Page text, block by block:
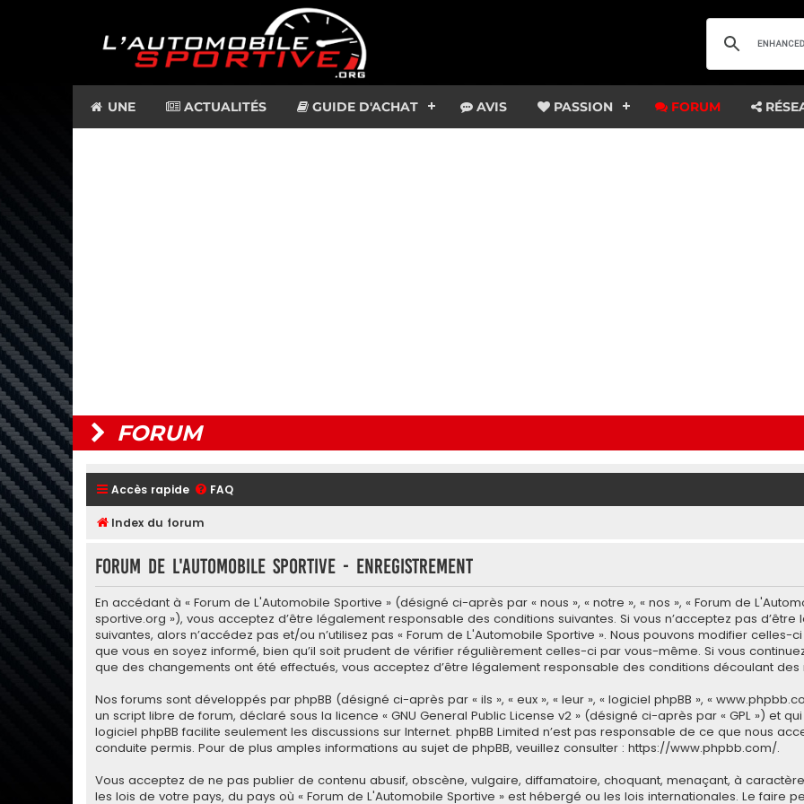
UNE ACTUALITÉS GUIDE D'ACHAT AVIS PASSION FORUM
FORUM
Accès rapide FAQ
Index du forum
Forum de L'Automobile Sportive - Enregistrement
En accédant à « Forum de L'Automobile Sportive » (désigné ci-après par « nous », « notre », « nos », « Forum de
sportive.org »), vous acceptez d’être légalement responsable des conditions suivantes. Si vous n’acceptez pas
suivantes, alors n’accédez pas et/ou n’utilisez pas « Forum de L'Automobile Sportive ». Nous pouvons modifier
que vous en soyez informé, bien qu’il soit prudent de vérifier régulièrement celles-ci par vous-même. Si vous
que des changements ont été effectués, vous acceptez d’être légalement responsable des conditions découlant
Nos forums sont développés par phpBB (désigné ci-après par « ils », « eux », « leur », « logiciel phpBB », «
un script libre de forum, déclaré sous la licence « GNU General Public License v2 » (désigné ci-après par « GPL ») et
logiciel phpBB facilite seulement les discussions sur Internet. phpBB Limited n’est pas responsable de ce que nous
conduite permis. Pour de plus amples informations au sujet de phpBB, veuillez consulter : https://www.phpbb.com/.
Vous acceptez de ne pas publier de contenu abusif, obscène, vulgaire, diffamatoire, choquant, menaçant, à
les lois de votre pays, du pays où « Forum de L'Automobile Sportive » est hébergé ou les lois internationales. Le faire